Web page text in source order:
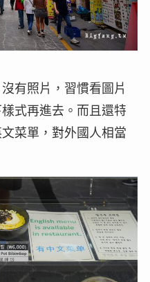
有照片，習慣看圖片
式再進去。而且還特
菜單，對外國人相當